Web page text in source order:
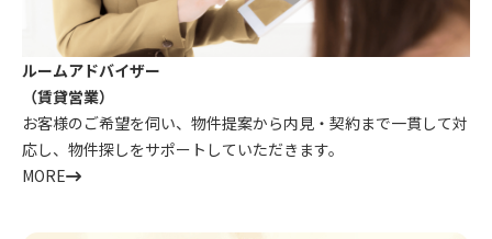
ルームアドバイザー
（賃貸営業）
お客様のご希望を伺い、物件提案から内見・契約まで一貫して対
応し、物件探しをサポートしていただきます。
MORE